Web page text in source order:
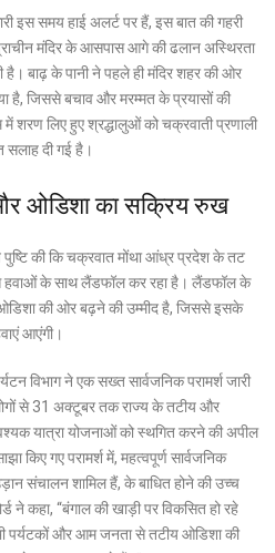
इस समय हाई अलर्ट पर हैं, इस बात की गहरी
मंदिर के आसपास आगे की ढलान अस्थिरता
है। बाढ़ के पानी ने पहले ही मंदिर शहर की ओर
है, जिससे बचाव और मरम्मत के प्रयासों की
शरण लिए हुए श्रद्धालुओं को चक्रवाती प्रणाली
दी गई है।
ओडिशा का सक्रिय रुख
की कि चक्रवात मोंथा आंध्र प्रदेश के तट
हवाओं के साथ लैंडफॉल कर रहा है। लैंडफॉल के
की ओर बढ़ने की उम्मीद है, जिससे इसके
आएंगी।
विभाग ने एक सख्त सार्वजनिक परामर्श जारी
से 31 अक्टूबर तक राज्य के तटीय और
यात्रा योजनाओं को स्थगित करने की अपील
किए गए परामर्श में, महत्वपूर्ण सार्वजनिक
संचालन शामिल हैं, के बाधित होने की उच्च
ने कहा, “बंगाल की खाड़ी पर विकसित हो रहे
पर्यटकों और आम जनता से तटीय ओडिशा की